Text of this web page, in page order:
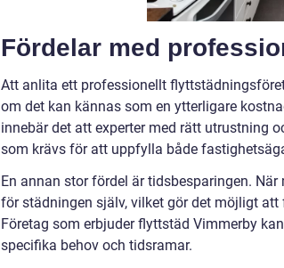
Fördelar med
Att anlita ett professionellt
om det kan kännas som en ytterligare
innebär det att experter med rätt utrustning
som krävs för att uppfylla både
En annan stor fördel är tidsbesparingen.
för städningen själv, vilket gör det möjligt
Företag som erbjuder flyttstäd Vimmerby
specifika behov och tidsramar.